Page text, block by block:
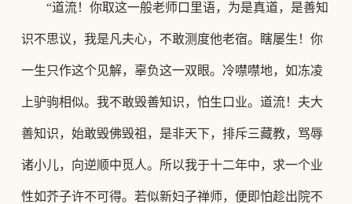
“道流！你取这一般老师口里语，为是真道，是善知
识不思议，我是凡夫心，不敢测度他老宿。瞎屡生！你
一生只作这个见解，辜负这一双眼。冷噤噤地，如冻凌
上驴驹相似。我不敢毁善知识，怕生口业。道流！夫大
善知识，始敢毁佛毁祖，是非天下，排斥三藏教，骂辱
诸小儿，向逆顺中觅人。所以我于十二年中，求一个业
性如芥子许不可得。若似新妇子禅师，便即怕趁出院不